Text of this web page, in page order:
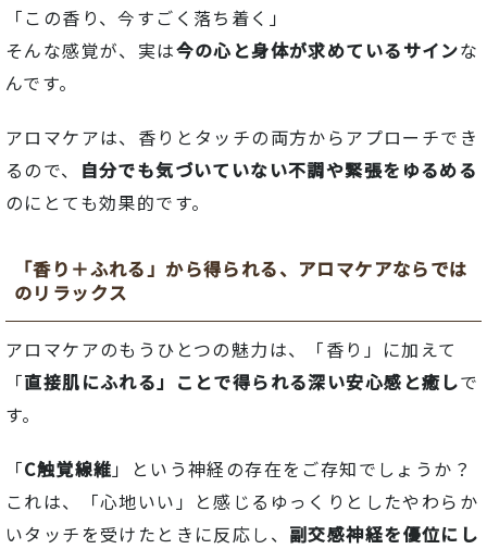
「 この香り、今すごく 落ち着く」
そんな感覚が、 実は今の心 と身体が求めているサインな
んです。
アロ マケアは、 香り と タッチの両方からアプローチでき
るので、 自分でも気づいていない不調や緊張を ゆるめる
のに とても効果的です。
「香り＋ふれる」 から得られる、 アロマケアならでは
のリラックス
アロ マケアのもう ひとつの魅力は、「香り」 に加 えて
「直接肌にふれる」 ことで得られる深い安心感 と癒しで
す。
「C触覚線維」 という神経の存在をご存知でしょうか？
これは、「心地いい」 と感じる ゆっくりと したやわらか
いタッチを受け た とき に反応し、 副交感神経を優位にし